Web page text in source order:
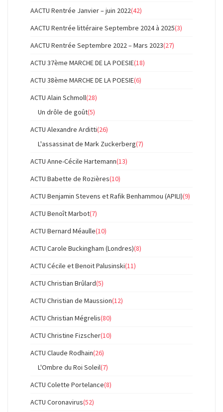
AACTU Rentrée Janvier – juin 2022(42)
AACTU Rentrée littéraire Septembre 2024 à 2025(3)
AACTU Rentrée Septembre 2022 – Mars 2023(27)
ACTU 37ème MARCHE DE LA POESIE(18)
ACTU 38ème MARCHE DE LA POESIE(6)
ACTU Alain Schmoll(28)
Un drôle de goût(5)
ACTU Alexandre Arditti(26)
L'assassinat de Mark Zuckerberg(7)
ACTU Anne-Cécile Hartemann(13)
ACTU Babette de Rozières(10)
ACTU Benjamin Stevens et Rafik Benhammou (APILI)(9)
ACTU Benoît Marbot(7)
ACTU Bernard Méaulle(10)
ACTU Carole Buckingham (Londres)(8)
ACTU Cécile et Benoit Palusinski(11)
ACTU Christian Brûlard(5)
ACTU Christian de Maussion(12)
ACTU Christian Mégrelis(80)
ACTU Christine Fizscher(10)
ACTU Claude Rodhain(26)
L'Ombre du Roi Soleil(7)
ACTU Colette Portelance(8)
ACTU Coronavirus(52)